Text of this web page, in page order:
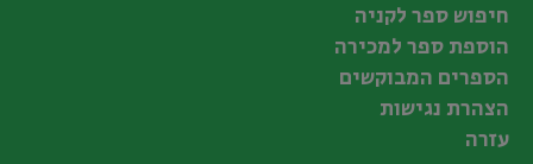
חיפוש ספר לקניה
הוספת ספר למכירה
הספרים המבוקשים
הצהרת נגישות
עזרה